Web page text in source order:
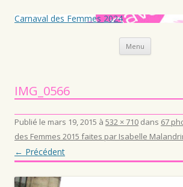
Carnaval des Femmes 2024
Menu Aller au
IMG_0566
Publié le mars 19, 2015 à 532 × 710 dans 67
des Femmes 2015 faites par Isabelle
← Précédent